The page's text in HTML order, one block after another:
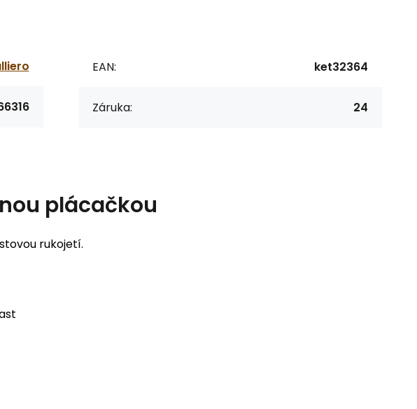
EAN: ket32364
Záruka: 24
plácačkou
rukojetí.